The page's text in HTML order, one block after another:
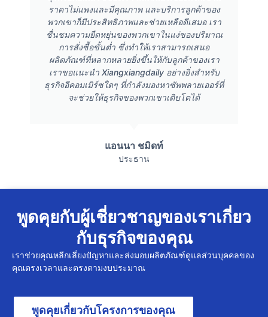
ราคาไม่แพงและมีคุณภาพ และบริการลูกค้าของ
พวกเขาก็มีประสิทธิภาพและช่วยเหลือดีเสมอ เรา
ชื่นชมความยืดหยุ่นของพวกเขาในแง่ของปริมาณ
การสั่งซื้อขั้นต่ำ ซึ่งทำให้เราสามารถเสนอ
ผลิตภัณฑ์ที่หลากหลายยิ่งขึ้นให้กับลูกค้าของเรา
เราขอแนะนำ Xiangxiangdaily อย่างยิ่งสำหรับ
ธุรกิจอีคอมเมิร์ซใดๆ ที่กำลังมองหาซัพพลายเออร์ที่
จะช่วยให้ธุรกิจของพวกเขาเติบโตได้
แอนนา ชมิดท์
ประธาน
พูดคุยกับผู้เชี่ยวชาญของเราเกี่ยว
กับธุรกิจของคุณ
เราช่วยคุณหลีกเลี่ยงปัญหาและส่งมอบผลิตภัณฑ์ดูแลส่วนบุคคลของ
คุณตรงเวลาและตรงตามงบประมาณ
พูดคุยเกี่ยวกับโครงการของคุณ